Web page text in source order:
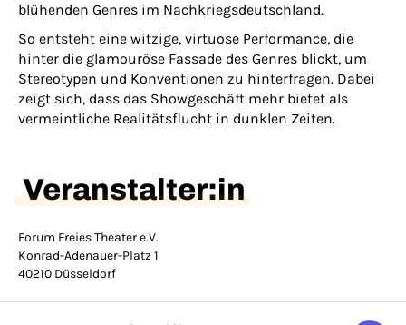
blühenden Genres im Nachkriegsdeutschland.
So entsteht eine witzige, virtuose Performance, die
hinter die glamouröse Fassade des Genres blickt, um
Stereotypen und Konventionen zu hinterfragen. Dabei
zeigt sich, dass das Showgeschäft mehr bietet als
vermeintliche Realitätsflucht in dunklen Zeiten.
Veranstalter:in
Forum Freies Theater e.V.
Konrad-Adenauer-Platz 1
40210 Düsseldorf